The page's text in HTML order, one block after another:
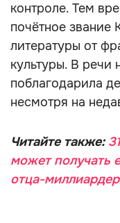
контроле. Тем
почётное звание
литературы от
культуры. В речи
поблагодарила
несмотря на
Читайте также:
может получать
отца-